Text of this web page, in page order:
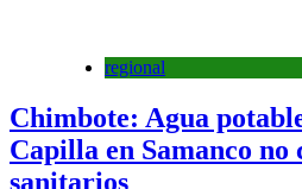
regional
Chimbote: Agua
Capilla en Samanco no
sanitarios